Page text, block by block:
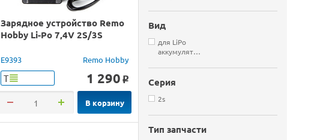
Вид
для LiPo
аккумуляторов
Серия
2s
Тип запчасти
Зарядное устройство Remo
Hobby Li-Po 7,4V 2S/3S
E9393 Remo Hobby
Т 1 290 o
В корзину